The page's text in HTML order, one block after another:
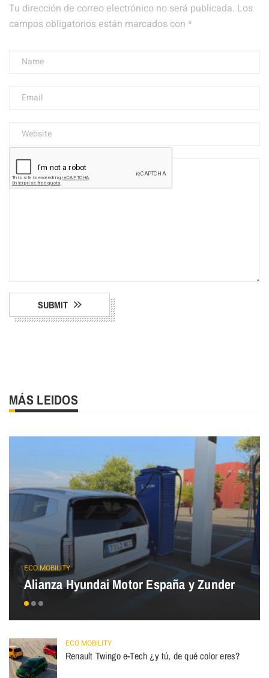
Tu dirección de correo electrónico no será publicada. Los
campos obligatorios están marcados con *
SUBMIT
MÁS LEIDOS
ECO MOBILITY
Alianza Hyundai Motor España y Zunder
ECO MOBILITY
Renault Twingo e-Tech ¿y tú, de qué color eres?